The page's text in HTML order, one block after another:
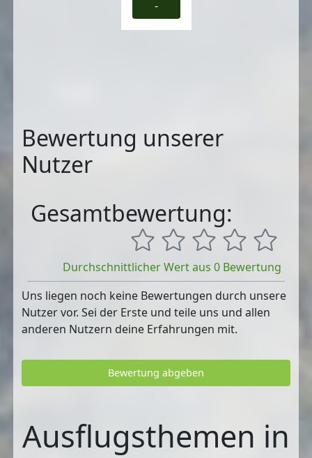
-
Bewertung unserer
Nutzer
Gesamtbewertung:
Durchschnittlicher Wert aus 0 Bewertung
Uns liegen noch keine Bewertungen durch unsere
Nutzer vor. Sei der Erste und teile uns und allen
anderen Nutzern deine Erfahrungen mit.
Bewertung abgeben
Ausflugsthemen in